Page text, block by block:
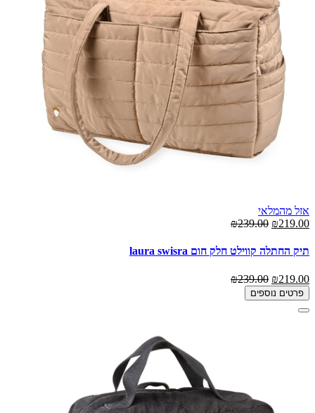
אזל מהמלאי
₪219.00
₪239.00
תיק החתלה קווילט חלק חום laura swisra
₪219.00
₪239.00
פרטים נוספים